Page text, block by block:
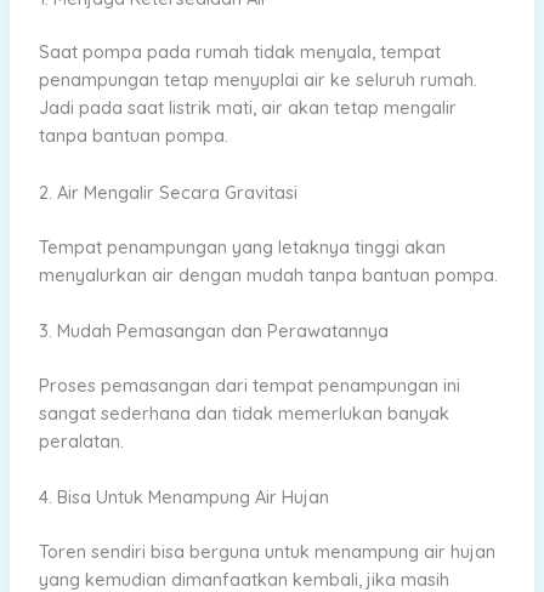
Saat pompa pada rumah tidak menyala, tempat
penampungan tetap menyuplai air ke seluruh rumah.
Jadi pada saat listrik mati, air akan tetap mengalir
tanpa bantuan pompa.
2. Air Mengalir Secara Gravitasi
Tempat penampungan yang letaknya tinggi akan
menyalurkan air dengan mudah tanpa bantuan pompa.
3. Mudah Pemasangan dan Perawatannya
Proses pemasangan dari tempat penampungan ini
sangat sederhana dan tidak memerlukan banyak
peralatan.
4. Bisa Untuk Menampung Air Hujan
Toren sendiri bisa berguna untuk menampung air hujan
yang kemudian dimanfaatkan kembali, jika masih